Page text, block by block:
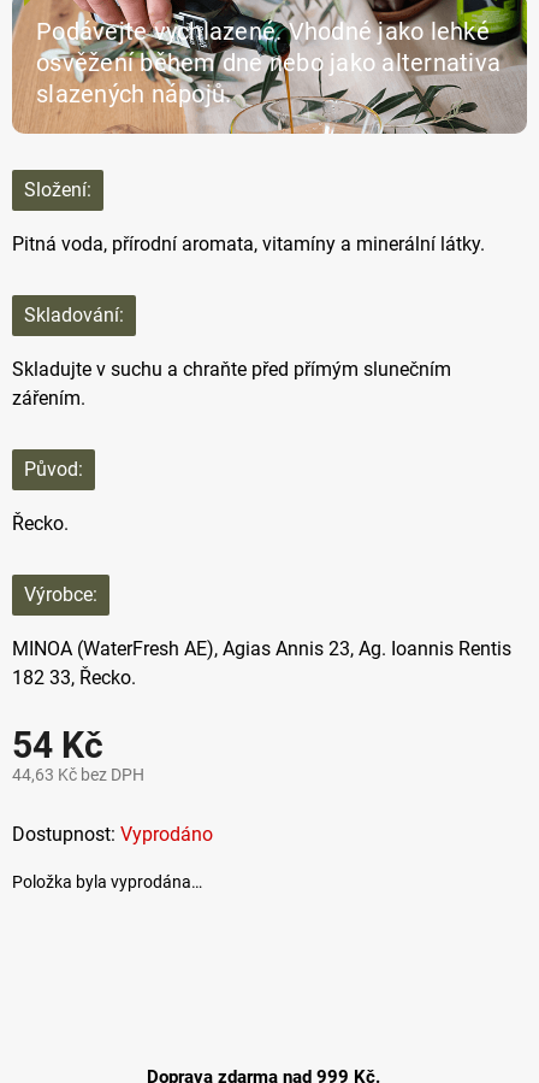
54 Kč
44,63 Kč bez DPH
cena:
Vyprodáno
Položka byla vyprodána…
Podávejte vychlazené. Vhodné jako lehké
osvěžení během dne nebo jako alternativa
slazených nápojů.
Složení:
Pitná voda, přírodní aromata, vitamíny a minerální látky.
Skladování:
Skladujte v suchu a chraňte před přímým slunečním
zářením.
Původ:
Řecko.
Výrobce:
MINOA (WaterFresh AE), Agias Annis 23, Ag. Ioannis Rentis
182 33, Řecko.
Doprava zdarma nad 999 Kč.